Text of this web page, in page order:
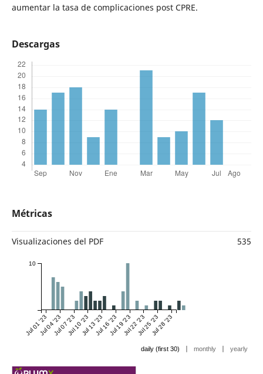
aumentar la tasa de complicaciones post CPRE.
Descargas
Métricas
Visualizaciones del PDF 535
Jul 01 '23Jul 04 '23Jul 07 '23Jul 10 '23Jul 13 '23Jul 16 '23Jul 19 '23Jul 22 '23Jul 25 '23Jul 28 '23
10
daily (first 30) | monthly | yearly